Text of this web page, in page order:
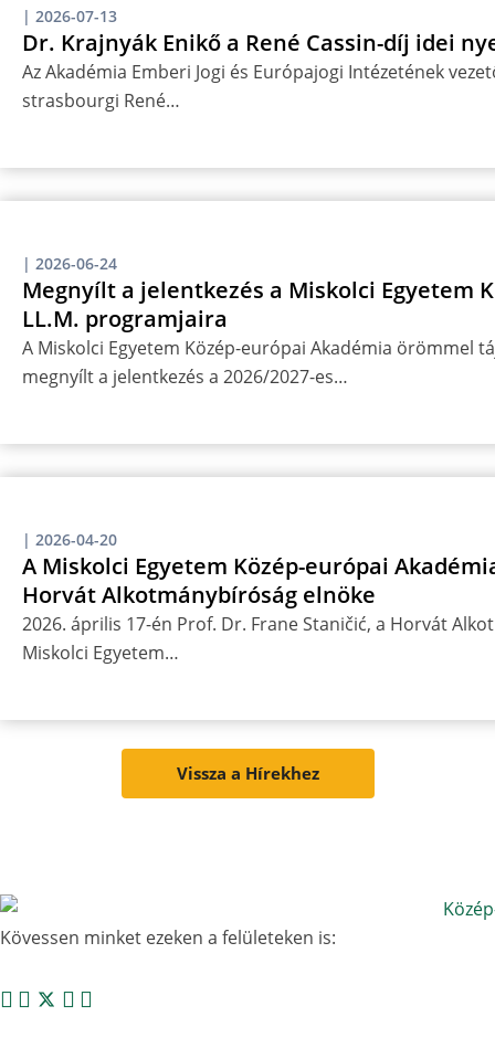
| 2026-07-13
Dr. Krajnyák Enikő a René Cassin-díj idei
Az Akadémia Emberi Jogi és Európajogi Intézetének
strasbourgi René…
| 2026-06-24
Megnyílt a jelentkezés a Miskolci Egyetem
LL.M. programjaira
A Miskolci Egyetem Közép-európai Akadémia örömmel
megnyílt a jelentkezés a 2026/2027-es…
| 2026-04-20
A Miskolci Egyetem Közép-európai
Horvát Alkotmánybíróság elnöke
2026. április 17-én Prof. Dr. Frane Staničić, a Horvát
Miskolci Egyetem…
Vissza a Hírekhez
Kövessen minket ezeken a felületeken is: